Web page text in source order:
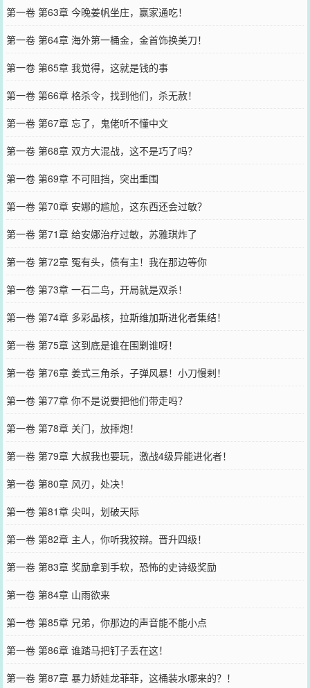
第一卷 第63章 今晚姜帆坐庄，赢家通吃！
第一卷 第64章 海外第一桶金，金首饰换美刀！
第一卷 第65章 我觉得，这就是钱的事
第一卷 第66章 格杀令，找到他们，杀无赦！
第一卷 第67章 忘了，鬼佬听不懂中文
第一卷 第68章 双方大混战，这不是巧了吗？
第一卷 第69章 不可阻挡，突出重围
第一卷 第70章 安娜的尴尬，这东西还会过敏？
第一卷 第71章 给安娜治疗过敏，苏雅琪炸了
第一卷 第72章 冤有头，债有主！我在那边等你
第一卷 第73章 一石二鸟，开局就是双杀！
第一卷 第74章 多彩晶核，拉斯维加斯进化者集结！
第一卷 第75章 这到底是谁在围剿谁呀！
第一卷 第76章 姜式三角杀，子弹风暴！小刀慢剌！
第一卷 第77章 你不是说要把他们带走吗？
第一卷 第78章 关门，放摔炮！
第一卷 第79章 大叔我也要玩，激战4级异能进化者！
第一卷 第80章 风刃，处决！
第一卷 第81章 尖叫，划破天际
第一卷 第82章 主人，你听我狡辩。晋升四级！
第一卷 第83章 奖励拿到手软，恐怖的史诗级奖励
第一卷 第84章 山雨欲来
第一卷 第85章 兄弟，你那边的声音能不能小点
第一卷 第86章 谁踏马把钉子丢在这！
第一卷 第87章 暴力娇娃龙菲菲，这桶装水哪来的？！